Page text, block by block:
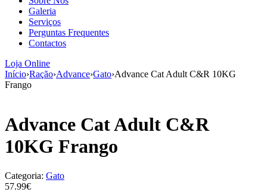
Galeria
Serviços
Perguntas Frequentes
Contactos
Loja Online
Início›Ração›Advance›Gato›Advance Cat Adult C&R 10KG
Frango
Advance Cat Adult C&R
10KG Frango
Categoria: Gato
57.99€
aumenta a
probabilidade
de ver
conteúdo e
ofertas